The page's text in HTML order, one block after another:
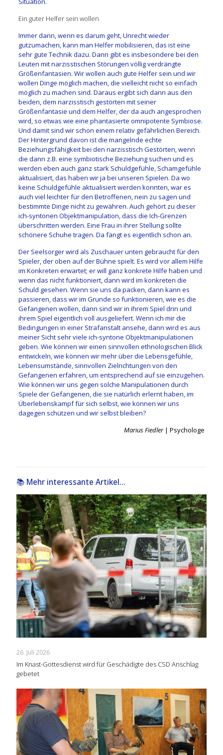
Ein guter Helfer sein wollen
Immer dann, wenn es darum geht, Unrecht wieder
gutzumachen, kann man Helfer mobilisieren, das ist eine
sehr gute Technik dazu. Dann gibt es insbesondere bei den
Leuten mit narzisstischen Störungen völlig verdrängte
Größenfantasien. Wir wollen auch gute Helfer sein und wir
wollen Dinge möglich machen, die vielleicht nicht so einfach
möglich zu machen sind. Daraus ergibt sich dann aus den
beiden, dem narzisstisch gestörten mit seiner
Größenfantasie und dem Helfer, der da auch angesprochen
wird, so etwas wie eine phantasierte omnipotente Symbiose.
Und damit sind wir schon einem relativ gefährlichen Bereich.
Der Hintergrund davon ist die mangelnde echte
Beziehungsfähigkeit bei den narzisstisch Gestörten, wenn
die dann z.B. eine symbiotische Beziehung suchen und es
werden eben auch ganz stark Schuldgefühle, Schamgefühle
aktualisiert, das haben wir ja bei unseren Spielen. Da wo
keine Schuldgefühle aktualisiert werden konnten, war es
auch viel leichter für den Betroffenen, nein zu sagen und
bestimmte Dinge nicht zu gewähren. Auch gehört zu dieser
ich-syntonen Objektmanipulation, dass die Ich-Grenzen
überschritten werden. Eine Frau in ihrer Stellung sollte
schönere Schuhe tragen. Da fängt es eigentlich schon an.
Der Seelsorger wird als Zuschauer unten gebraucht für den
Spieler, der oben auf der Bühne spielt. Es wird vor allem Hilfe
im Konkreten erwartet; er will ganz konkrete Hilfe haben und
wenn das nicht funktioniert, dann wird im konkreten die
Schuld gesehen. Wenn sie uns da packen, dann kann es
passieren, dass wir im Grunde so funktionieren, wie es die
Gefangenen wollen, dann sind wir in ihrem Spiel drin und
ihrem Spiel eigentlich voll ausgeliefert. Wenn ich mir die
Bedingungen in einer Strafanstalt ansehe, dann wird es aus
meiner Sicht sehr viele ich-syntone Objektmanipulationen
geben. Wie können wir einen sinnvollen ethnologischen Blick
entwickeln, wie können wir mehr über die Lebensgefühle,
Lebensumstände, sinnvollen Zielrichtungen von den
Gefangenen erfahren, um entsprechend auf sie einzugehen.
Wie können wir uns gegen solche Manipulationen durch
Spiele der Gefangenen, die sie natürlich erlernt haben, im
Überlebenskampf für sich selbst, wie können wir uns
dagegen schützen und wir selbst bleiben?
Marius Fiedler| Psychologe
📚 Mehr interessante Artikel...
26. Juli 2026
Im Knast-Gottesdienst wird für Geschädigte des CSD Anschlag
gebetet